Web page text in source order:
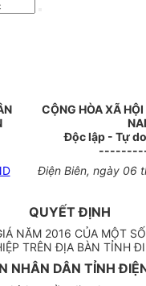
CỘNG HÒA XÃ
Độc lập - Tự
Điện Biên, ngày 06
QUYẾT ĐỊNH
NĂM 2016 CỦA MỘT
TRÊN ĐỊA BÀN TỈNH
NHÂN DÂN TỈNH